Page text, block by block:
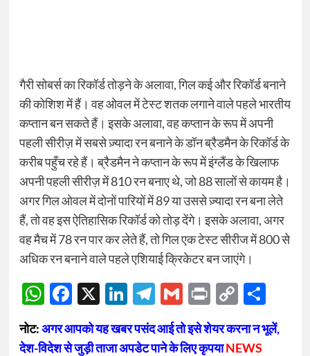
गैरी सोबर्स का रिकॉर्ड तोड़ने के अलावा, गिल कई और रिकॉर्ड बनाने
की कोशिश में हैं। वह ओवल में टेस्ट शतक लगाने वाले पहले भारतीय
कप्तान बन सकते हैं। इसके अलावा, वह कप्तान के रूप में अपनी
पहली सीरीज़ में सबसे ज़्यादा रन बनाने के डॉन ब्रैडमैन के रिकॉर्ड के
करीब पहुँच रहे हैं। ब्रैडमैन ने कप्तान के रूप में इंग्लैंड के खिलाफ
अपनी पहली सीरीज़ में 810 रन बनाए थे, जो 88 सालों से कायम है।
अगर गिल ओवल में दोनों पारियों में 89 या उससे ज़्यादा रन बना लेते
हैं, तो वह इस ऐतिहासिक रिकॉर्ड को तोड़ देंगे। इसके अलावा, अगर
वह मैच में 78 रन पार कर लेते हैं, तो गिल एक टेस्ट सीरीज में 800 से
अधिक रन बनाने वाले पहले एशियाई क्रिकेटर बन जाएंगे।
WhatsApp
Facebook
X LinkedIn
Telegram
Gmail
Print
Copy
Link
नोट:अगर आपको यह खबर पसंद आई तो इसे शेयर करना न भूलें,
देश-विदेश से जुड़ी ताजा अपडेट पाने के लिए कृपयाNEWS